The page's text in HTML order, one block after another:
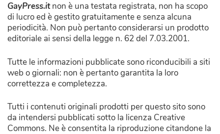
GayPress.itnon è una testata registrata, non ha scopo
di lucro ed è gestito gratuitamente e senza alcuna
periodicità. Non può pertanto considerarsi un prodotto
editoriale ai sensi della legge n. 62 del 7.03.2001.
Tutte le informazioni pubblicate sono riconducibili a siti
web o giornali: non è pertanto garantita la loro
correttezza e completezza.
Tutti i contenuti originali prodotti per questo sito sono
da intendersi pubblicati sotto la licenza Creative
Commons. Ne è consentita la riproduzione citandone la